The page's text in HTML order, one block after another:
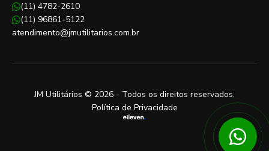
(11) 4782-2610
(11) 96861-5122
atendimento@jmutilitarios.com.br
JM Utilitários © 2026 - Todos os direitos reservados.
Política de Privacidade